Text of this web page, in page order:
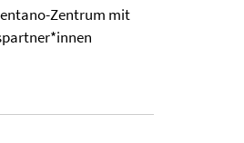
Zentrum mit